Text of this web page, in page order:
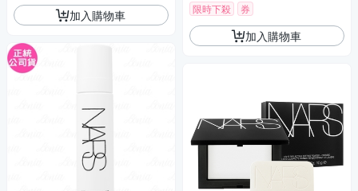
加入購物車 限時下殺 券
加入購物車